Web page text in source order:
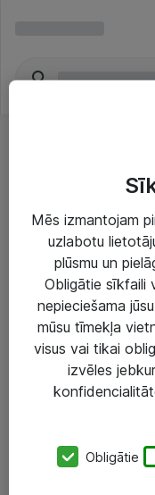
Risinājumi &
IT serviss un atbalsts
IT infrastruktūra
Darba vietu IT
Serveri un datu centri
SIA „ATEA”
Mēs izmantojam
uzlabotu
plūsmu un
Obligātie sīkfaili
nepieciešama
mūsu tīmekļa
visus vai tikai
izvēles
Obligātie